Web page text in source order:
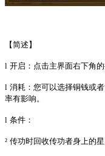
【简述】
l 开启：点击主界面右下角的
l 消耗：您可以选择铜钱或
率有影响。
l 条件：
² 传功时回收传功者身上的